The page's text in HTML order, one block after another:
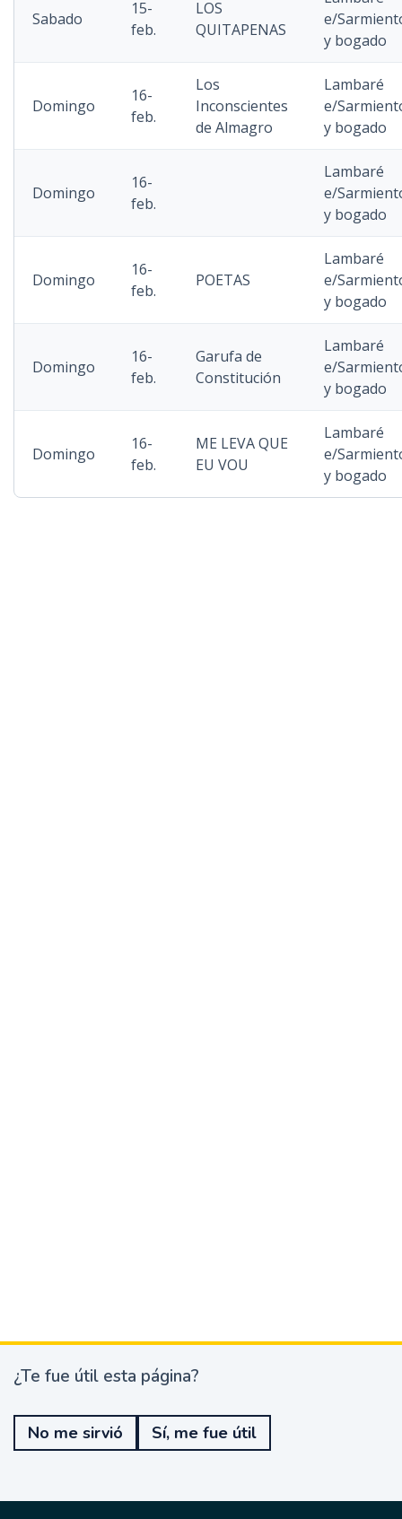
Sabado
15-
feb.
LOS
QUITAPENAS
e/
y bogado
Domingo
16-
feb.
Los
Inconscientes
de Almagro
Lambaré
e/
y bogado
Domingo
16-
feb.
Lambaré
e/
y bogado
Domingo
16-
feb.
POETAS
Lambaré
e/
y bogado
Domingo
16-
feb.
Garufa de
Constitución
Lambaré
e/
y bogado
Domingo
16-
feb.
ME LEVA QUE
EU VOU
Lambaré
e/
y bogado
¿
e
u
t
¿Te fue útil esta página?
No me sirvió Sí, me fue útil